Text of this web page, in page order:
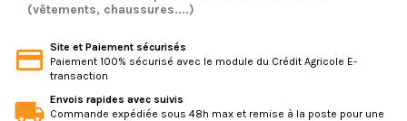
(vêtements, chaussures....)
Site et Paiement sécurisés
Paiement 100% sécurisé avec le module du Crédit Agricole E-
transaction
Envois rapides avec suivis
Commande expédiée sous 48h max et remise à la poste pour une